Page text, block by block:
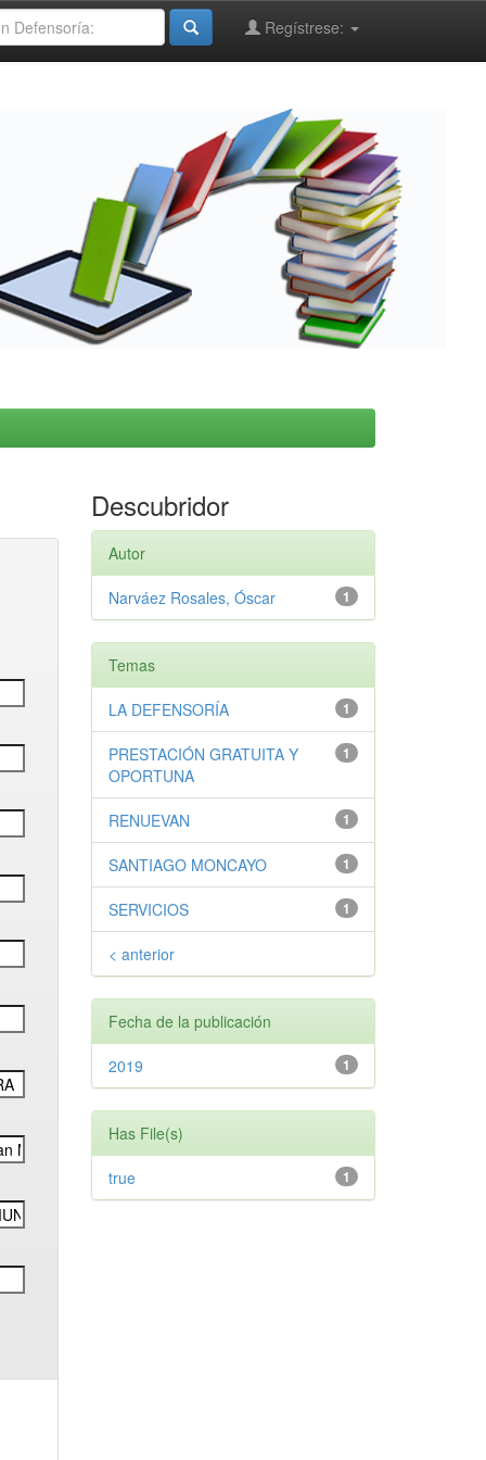
Regístrese:
Descubridor
Autor
1
Narváez Rosales, Óscar
Temas
1
LA DEFENSORÍA
1
PRESTACIÓN GRATUITA Y
OPORTUNA
1
RENUEVAN
1
SANTIAGO MONCAYO
1
SERVICIOS
< anterior
Fecha de la publicación
1
2019
Has File(s)
1
true